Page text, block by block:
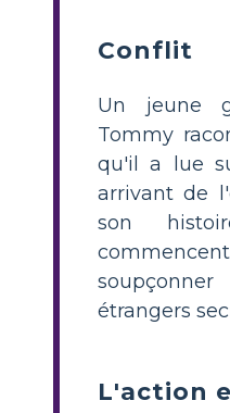
Conflit
Un jeune
Tommy
qu'il a lue
arrivant de
son
étrangers
L'action